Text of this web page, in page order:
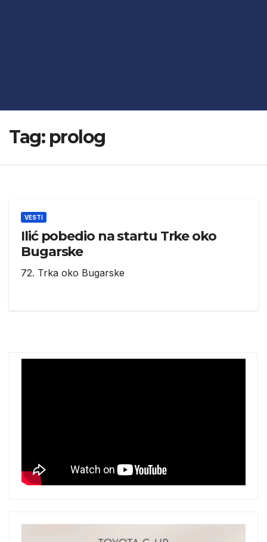
Tag: prolog
VESTI
Ilić pobedio na startu Trke oko
Bugarske
72. Trka oko Bugarske